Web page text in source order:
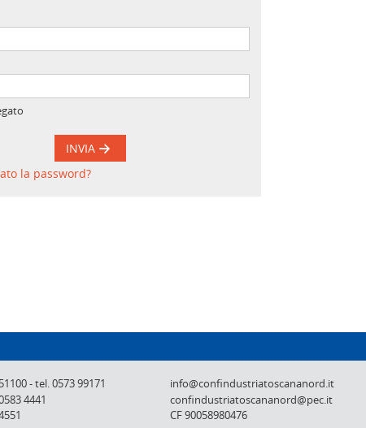
INVIA
la password?
-tel. 0573 99171
4441
info@confindustriatoscananord.it
confindustriatoscananord@pec.it
CF 90058980476